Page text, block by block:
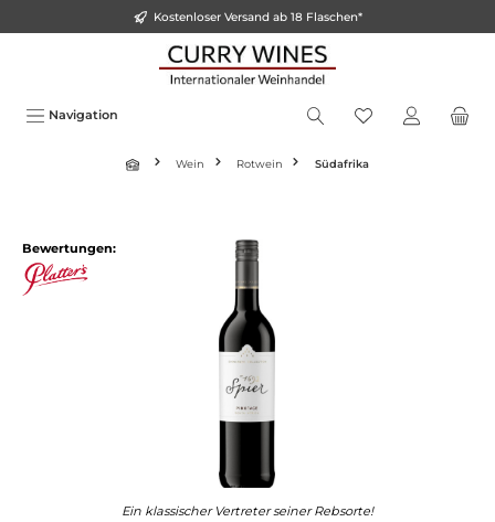
Kostenloser Versand ab 18 Flaschen*
Navigation
Wein Rotwein Südafrika
Bewertungen:
Ein klassischer Vertreter seiner Rebsorte!